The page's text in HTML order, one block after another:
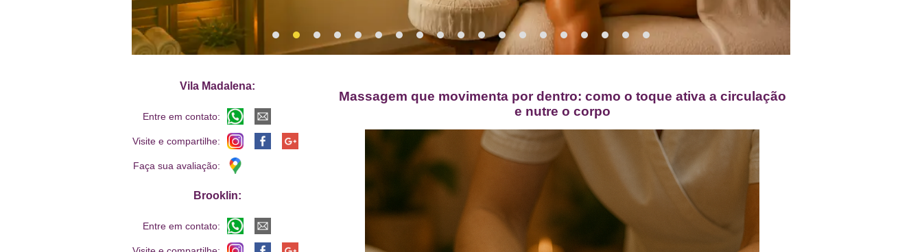
Massagem que movimenta por dentro: como o toque ativa a circulação
e nutre o corpo
Vila Madalena:
Entre em contato:
Visite e compartilhe:
Faça sua avaliação:
Brooklin:
Entre em contato: